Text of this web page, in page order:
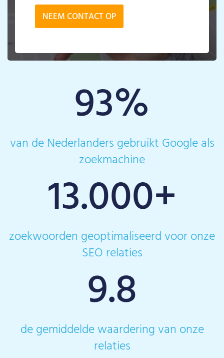
NEEM CONTACT OP
93%
van de Nederlanders gebruikt Google als
zoekmachine
13.000+
zoekwoorden geoptimaliseerd voor onze
SEO relaties
9.8
de gemiddelde waardering van onze
relaties